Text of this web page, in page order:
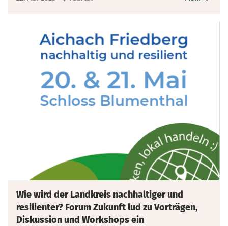
Wie wird der Landkreis nachhaltiger und
resilienter? Forum Zukunft lud zu Vorträgen,
Diskussion und Workshops ein